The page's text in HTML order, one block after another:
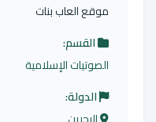
موقع العاب بنات
القسم:
الصوتيات الإسلامية
الدولة: